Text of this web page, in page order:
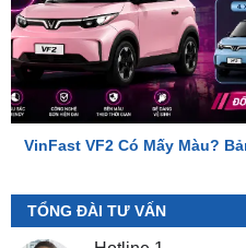
VinFast VF2 Có Mấy Màu?
TỔNG ĐÀI TƯ VẤN
Hotline 1
0987.801.029